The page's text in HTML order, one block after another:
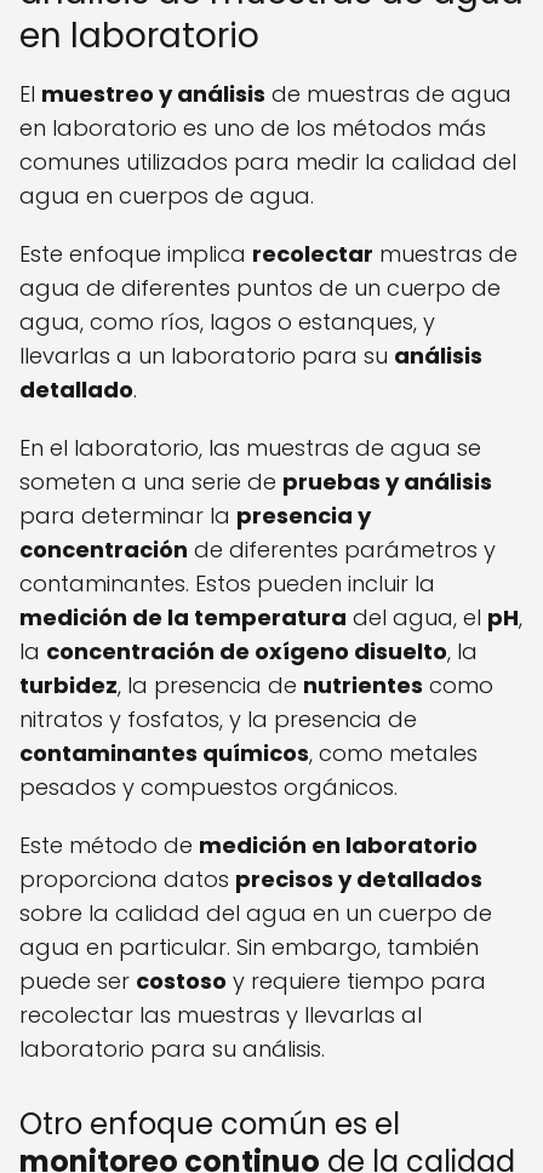
en laboratorio
El muestreo y análisis de muestras de agua
en laboratorio es uno de los métodos más
comunes utilizados para medir la calidad del
agua en cuerpos de agua.
Este enfoque implica recolectar muestras de
agua de diferentes puntos de un cuerpo de
agua, como ríos, lagos o estanques, y
llevarlas a un laboratorio para su análisis
detallado.
En el laboratorio, las muestras de agua se
someten a una serie de pruebas y análisis
para determinar la presencia y
concentración de diferentes parámetros y
contaminantes. Estos pueden incluir la
medición de la temperatura del agua, el pH,
la concentración de oxígeno disuelto, la
turbidez, la presencia de nutrientes como
nitratos y fosfatos, y la presencia de
contaminantes químicos, como metales
pesados y compuestos orgánicos.
Este método de medición en laboratorio
proporciona datos precisos y detallados
sobre la calidad del agua en un cuerpo de
agua en particular. Sin embargo, también
puede ser costoso y requiere tiempo para
recolectar las muestras y llevarlas al
laboratorio para su análisis.
Otro enfoque común es el
monitoreo continuo de la calidad